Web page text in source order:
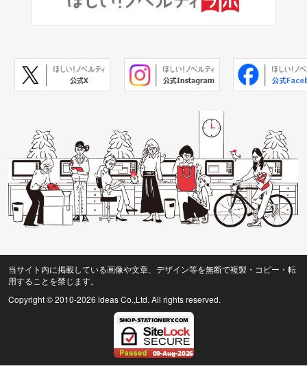
当サイト内に掲載している画像や文章、デザイン等を無断で複製・コピー・転
用することを禁じます。
Copyright © 2010-2026 ideas Co.,Ltd. All rights reserved.